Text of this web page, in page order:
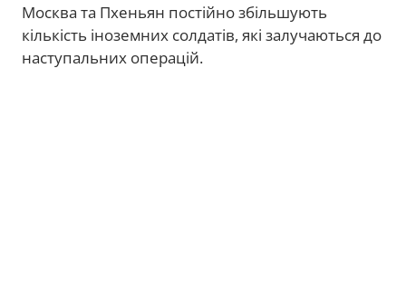
Москва та Пхеньян постійно збільшують
кількість іноземних солдатів, які залучаються до
наступальних операцій.